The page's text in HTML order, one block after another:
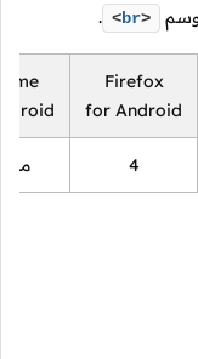
<br>
.
Firefox
for Android
4